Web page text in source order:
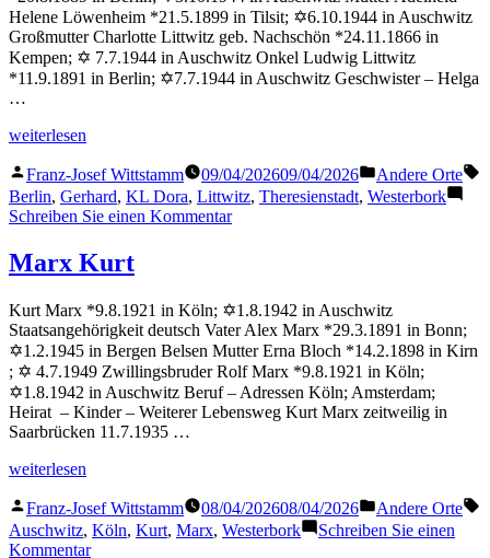
Helene Löwenheim *21.5.1899 in Tilsit; ✡6.10.1944 in Auschwitz
Großmutter Charlotte Littwitz geb. Nachschön *24.11.1866 in
Kempen; ✡ 7.7.1944 in Auschwitz Onkel Ludwig Littwitz
*11.9.1891 in Berlin; ✡7.7.1944 in Auschwitz Geschwister – Helga
…
„Littwitz
weiterlesen
Veröffentlicht
von
Franz-Josef Wittstamm 09/04/202609/04/2026
Veröffentlicht
in
Andere Orte
Berlin, Gerhard, KL Dora, Littwitz, Theresienstadt, Westerbork
Schreiben Sie einen Kommentarzu
Marx Kurt
Kurt Marx *9.8.1921 in Köln; ✡1.8.1942 in Auschwitz
Staatsangehörigkeit deutsch Vater Alex Marx *29.3.1891 in Bonn;
✡1.2.1945 in Bergen Belsen Mutter Erna Bloch *14.2.1898 in Kirn
; ✡ 4.7.1949 Zwillingsbruder Rolf Marx *9.8.1921 in Köln;
✡1.8.1942 in Auschwitz Beruf – Adressen Köln; Amsterdam;
Heirat – Kinder – Weiterer Lebensweg Kurt Marx zeitweilig in
Saarbrücken 11.7.1935 …
„Marx
weiterlesen
Veröffentlicht
von
Franz-Josef Wittstamm 08/04/202608/04/2026
Veröffentlicht
in
Andere Orte
Auschwitz, Köln, Kurt, Marx, Westerbork
Schreiben Sie einen
Kommentarzu